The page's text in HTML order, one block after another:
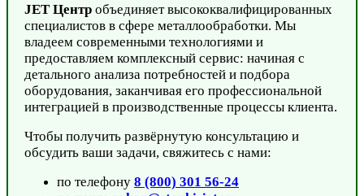
JET Центр объединяет высококвалифицированных
специалистов в сфере металлообработки. Мы
владеем современными технологиями и
предоставляем комплексный сервис: начиная с
детального анализа потребностей и подбора
оборудования, заканчивая его профессиональной
интеграцией в производственные процессы клиента.
Чтобы получить развёрнутую консультацию и
обсудить ваши задачи, свяжитесь с нами:
по телефону 8 (800) 301 56-24